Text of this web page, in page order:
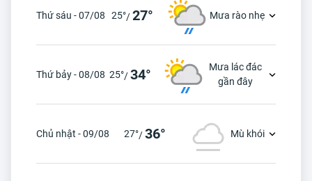
Thứ sáu - 07/08 25°/27° Mưa rào nhẹ
Thứ bảy - 08/08 25°/34°
Mưa lác đác
gần đây
Chủ nhật - 09/08 27°/36° Mù khói